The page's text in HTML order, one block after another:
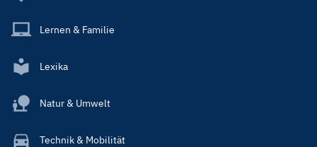
Lernen & Familie
Lexika
Natur & Umwelt
Technik & Mobilität